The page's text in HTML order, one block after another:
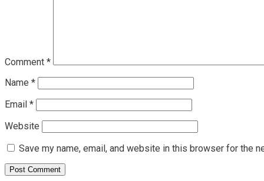
Comment *
Name *
Email *
Website
Save my name, email, and website in this browser for the